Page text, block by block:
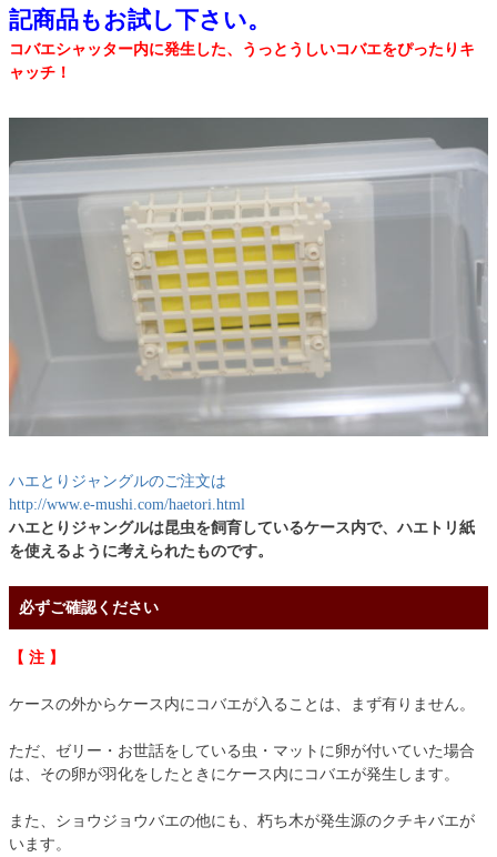
記商品もお試し下さい。
コバエシャッター内に発生した、うっとうしいコバエをぴったりキ
ャッチ！
ハエとりジャングルのご注文は
http://www.e-mushi.com/haetori.html
ハエとりジャングルは昆虫を飼育しているケース内で、ハエトリ紙
を使えるように考えられたものです。
必ずご確認ください
【 注 】
ケースの外からケース内にコバエが入ることは、まず有りません。
ただ、ゼリー・お世話をしている虫・マットに卵が付いていた場合
は、その卵が羽化をしたときにケース内にコバエが発生します。
また、ショウジョウバエの他にも、朽ち木が発生源のクチキバエが
います。